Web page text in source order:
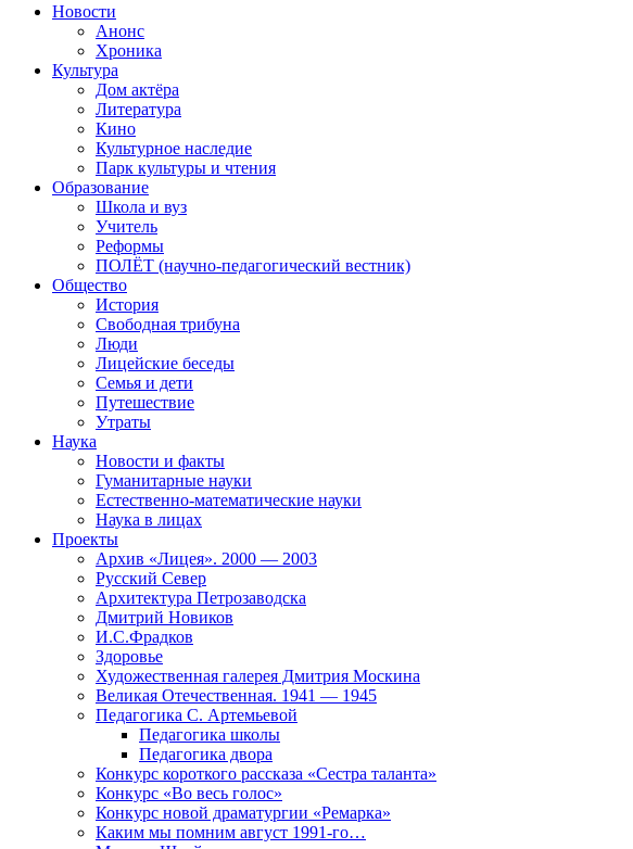
Новости
Анонс
Хроника
Культура
Дом актёра
Литература
Кино
Культурное наследие
Парк культуры и чтения
Образование
Школа и вуз
Учитель
Реформы
ПОЛЁТ (научно-педагогический вестник)
Общество
История
Свободная трибуна
Люди
Лицейские беседы
Семья и дети
Путешествие
Утраты
Наука
Новости и факты
Гуманитарные науки
Естественно-математические науки
Наука в лицах
Проекты
Архив «Лицея». 2000 — 2003
Русский Север
Архитектура Петрозаводска
Дмитрий Новиков
И.С.Фрадков
Здоровье
Художественная галерея Дмитрия Москина
Великая Отечественная. 1941 — 1945
Педагогика С. Артемьевой
Педагогика школы
Педагогика двора
Конкурс короткого рассказа «Сестра таланта»
Конкурс «Во весь голос»
Конкурс новой драматургии «Ремарка»
Каким мы помним август 1991-го…